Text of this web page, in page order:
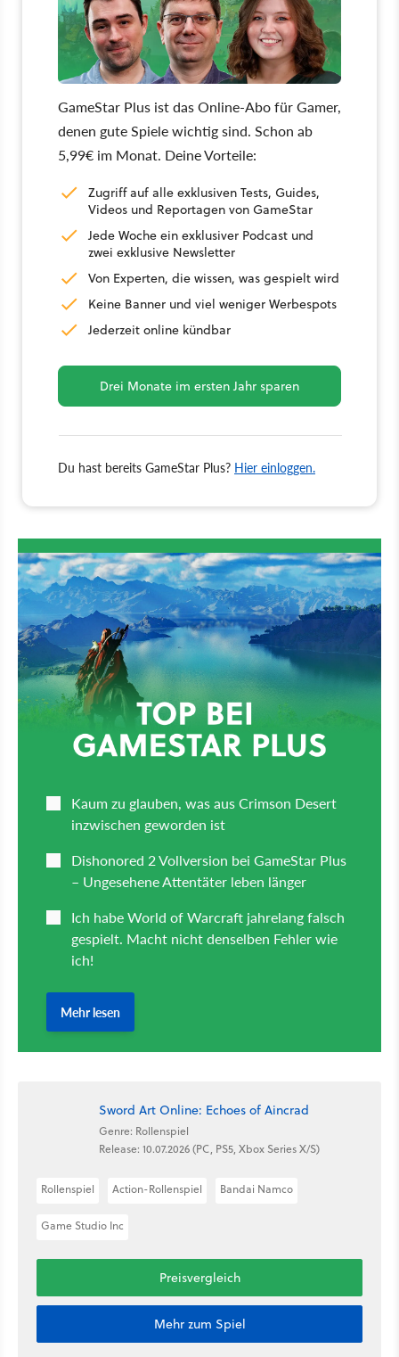
GameStar Plus ist das Online-Abo für Gamer,
denen gute Spiele wichtig sind. Schon ab
5,99€ im Monat. Deine Vorteile:
Zugriff auf alle exklusiven Tests, Guides,
Videos und Reportagen von GameStar
Jede Woche ein exklusiver Podcast und
zwei exklusive Newsletter
Von Experten, die wissen, was gespielt wird
Keine Banner und viel weniger Werbespots
Jederzeit online kündbar
Drei Monate im ersten Jahr sparen
Du hast bereits GameStar Plus? Hier einloggen.
Sword Art Online: Echoes of Aincrad
Genre: Rollenspiel
Release: 10.07.2026 (PC, PS5, Xbox Series X/S)
Rollenspiel Action-Rollenspiel Bandai Namco
Game Studio Inc
Preisvergleich
Mehr zum Spiel